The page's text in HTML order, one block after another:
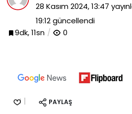
28 Kasım 2024, 13:47
19:12güncellendi
9dk, 11sn
0
PAYLAŞ